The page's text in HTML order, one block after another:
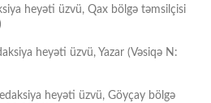
heyəti üzvü, Qax bölgə təmsilçisi
heyəti üzvü, Yazar (Vəsiqə N:
heyəti üzvü, Göyçay bölgə